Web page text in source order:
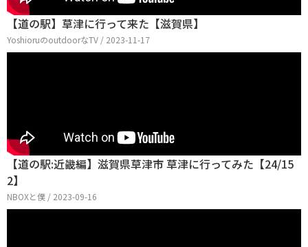
【道の駅】草津に行って来た【滋賀県】
YoshioruのoutdoorなTV / 2023-11-17
【道の駅:近畿編】滋賀県草津市 草津に行ってみた【24/15
2】
NBOXと僕 / 2023-09-16